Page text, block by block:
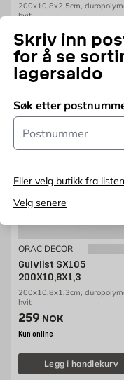
Skriv inn
for å se
lagersaldo
Søk etter
Postnummer
Eller velg butikk fra listen
Velg senere
200x10,8x2,5cm,
hvit
Pris 329 NOK /stk
329 NOK
Kun online
Legg i handlekurv
ORAC DECOR
Gulvlist SX105
200X10,8X1,3
200x10,8x1,3cm,
hvit
Pris 259 NOK /stk
259 NOK
Kun online
Legg i handlekurv